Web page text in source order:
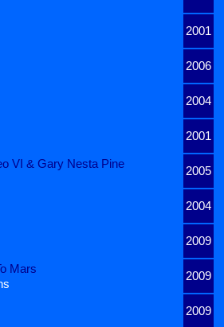
2001
2006
2004
2001
VI & Gary Nesta Pine
2005
2004
2009
Mars
2009
2009